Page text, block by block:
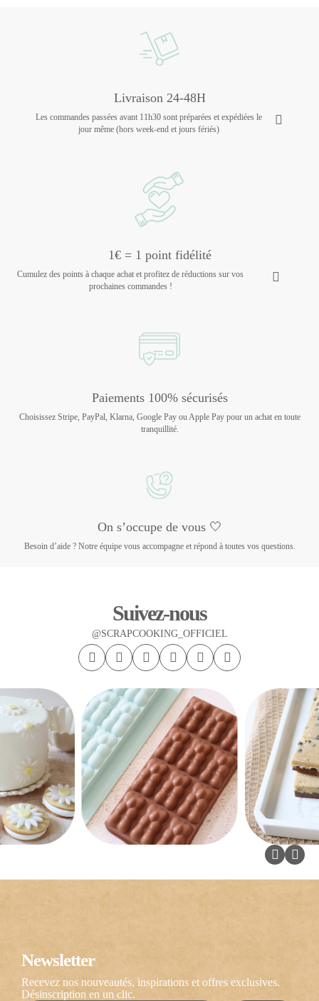
Livraison 24-48H
Les commandes passées avant 11h30 sont préparées et expédiées le
jour même (hors week-end et jours fériés)
1€ = 1 point fidélité
Cumulez des points à chaque achat et profitez de réductions sur vos
prochaines commandes !
Paiements 100% sécurisés
Choisissez Stripe, PayPal, Klarna, Google Pay ou Apple Pay pour un achat en toute
tranquillité.
On s’occupe de vous 🤍
Besoin d’aide ? Notre équipe vous accompagne et répond à toutes vos questions.
Suivez-nous
@SCRAPCOOKING_OFFICIEL
Newsletter
Recevez nos nouveautés, inspirations et offres exclusives.
Désinscription en un clic.